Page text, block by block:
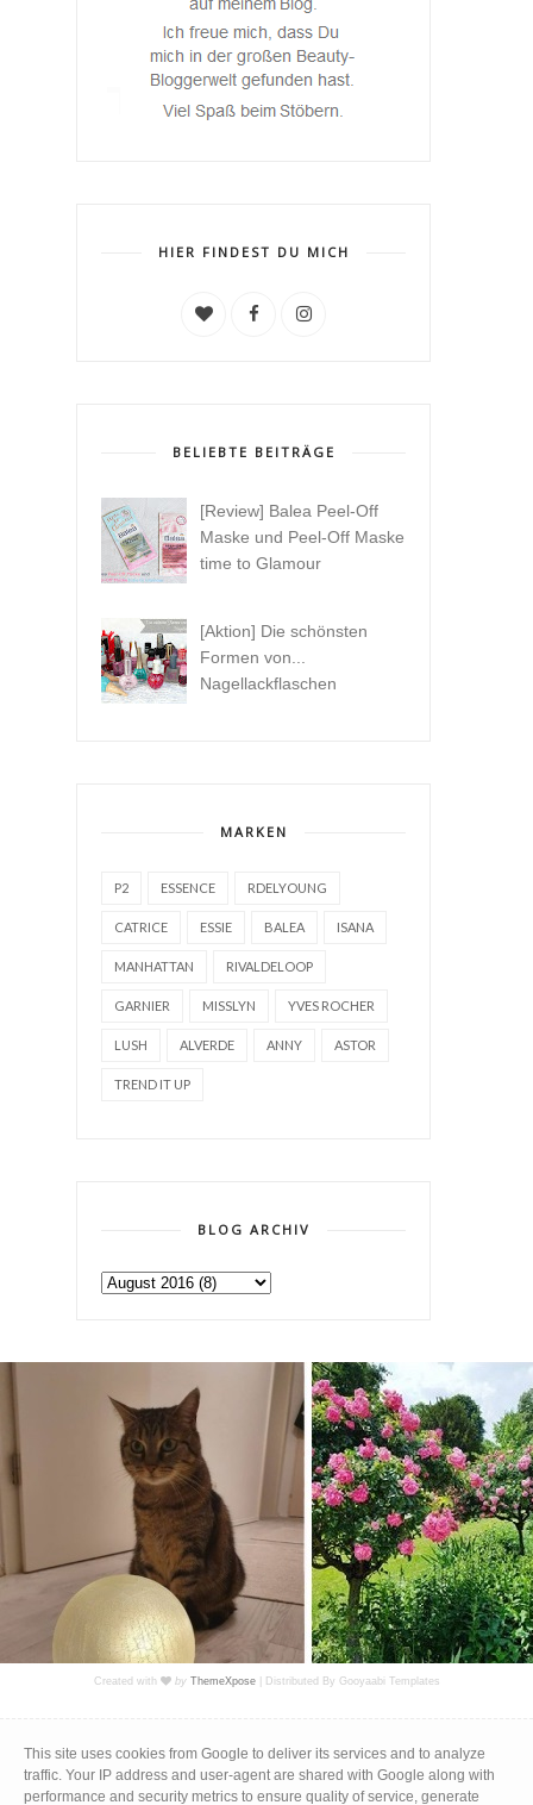
HIER FINDEST DU MICH
BELIEBTE BEITRÄGE
[Review] Balea Peel-Off
Maske und Peel-Off Maske
time to Glamour
[Aktion] Die schönsten
Formen von...
Nagellackflaschen
MARKEN
P2 ESSENCE RDELYOUNG
CATRICE ESSIE BALEA ISANA
MANHATTAN RIVALDELOOP
GARNIER MISSLYN YVES ROCHER
LUSH ALVERDE ANNY ASTOR
TREND IT UP
BLOG ARCHIV
Created with by ThemeXpose| Distributed By Gooyaabi Templates
This site uses cookies from Google to deliver its services and to analyze
traffic. Your IP address and user-agent are shared with Google along with
performance and security metrics to ensure quality of service, generate